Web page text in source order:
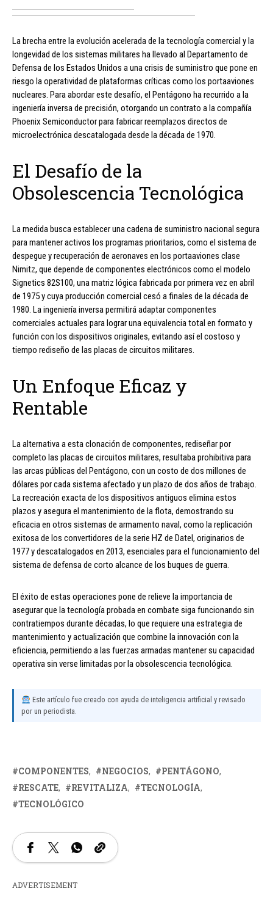
La brecha entre la evolución acelerada de la tecnología comercial y la
longevidad de los sistemas militares ha llevado al Departamento de
Defensa de los Estados Unidos a una crisis de suministro que pone en
riesgo la operatividad de plataformas críticas como los portaaviones
nucleares. Para abordar este desafío, el Pentágono ha recurrido a la
ingeniería inversa de precisión, otorgando un contrato a la compañía
Phoenix Semiconductor para fabricar reemplazos directos de
microelectrónica descatalogada desde la década de 1970.
El Desafío de la
Obsolescencia Tecnológica
La medida busca establecer una cadena de suministro nacional segura
para mantener activos los programas prioritarios, como el sistema de
despegue y recuperación de aeronaves en los portaaviones clase
Nimitz, que depende de componentes electrónicos como el modelo
Signetics 82S100, una matriz lógica fabricada por primera vez en abril
de 1975 y cuya producción comercial cesó a finales de la década de
1980. La ingeniería inversa permitirá adaptar componentes
comerciales actuales para lograr una equivalencia total en formato y
función con los dispositivos originales, evitando así el costoso y
tiempo rediseño de las placas de circuitos militares.
Un Enfoque Eficaz y
Rentable
La alternativa a esta clonación de componentes, rediseñar por
completo las placas de circuitos militares, resultaba prohibitiva para
las arcas públicas del Pentágono, con un costo de dos millones de
dólares por cada sistema afectado y un plazo de dos años de trabajo.
La recreación exacta de los dispositivos antiguos elimina estos
plazos y asegura el mantenimiento de la flota, demostrando su
eficacia en otros sistemas de armamento naval, como la replicación
exitosa de los convertidores de la serie HZ de Datel, originarios de
1977 y descatalogados en 2013, esenciales para el funcionamiento del
sistema de defensa de corto alcance de los buques de guerra.
El éxito de estas operaciones pone de relieve la importancia de
asegurar que la tecnología probada en combate siga funcionando sin
contratiempos durante décadas, lo que requiere una estrategia de
mantenimiento y actualización que combine la innovación con la
eficiencia, permitiendo a las fuerzas armadas mantener su capacidad
operativa sin verse limitadas por la obsolescencia tecnológica.
Este artículo fue creado con ayuda de inteligencia artificial y revisado
por un periodista.
COMPONENTES NEGOCIOS
PENTÁGONO
RESCATE
REVITALIZA
TECNOLOGÍA
TECNOLÓGICO
ADVERTISEMENT